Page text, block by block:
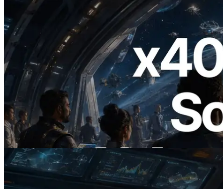
2026.07.04
ERPC ra mắt Solana RPC hỗ trợ x402 —
Mở ra thời đại AI Agent trả tiền theo nhu
cầu cho API cần dùng
Đọc bài viết này